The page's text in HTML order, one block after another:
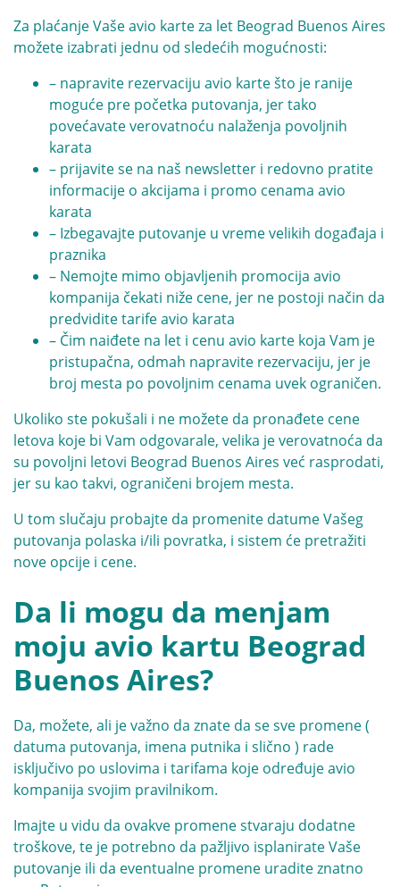
Za plaćanje Vaše avio karte za let Beograd Buenos Aires
možete izabrati jednu od sledećih mogućnosti:
– napravite rezervaciju avio karte što je ranije
moguće pre početka putovanja, jer tako
povećavate verovatnoću nalaženja povoljnih
karata
– prijavite se na naš newsletter i redovno pratite
informacije o akcijama i promo cenama avio
karata
– Izbegavajte putovanje u vreme velikih događaja i
praznika
– Nemojte mimo objavljenih promocija avio
kompanija čekati niže cene, jer ne postoji način da
predvidite tarife avio karata
– Čim naiđete na let i cenu avio karte koja Vam je
pristupačna, odmah napravite rezervaciju, jer je
broj mesta po povoljnim cenama uvek ograničen.
Ukoliko ste pokušali i ne možete da pronađete cene
letova koje bi Vam odgovarale, velika je verovatnoća da
su povoljni letovi Beograd Buenos Aires već rasprodati,
jer su kao takvi, ograničeni brojem mesta.
U tom slučaju probajte da promenite datume Vašeg
putovanja polaska i/ili povratka, i sistem će pretražiti
nove opcije i cene.
Da li mogu da menjam
moju avio kartu Beograd
Buenos Aires?
Da, možete, ali je važno da znate da se sve promene (
datuma putovanja, imena putnika i slično ) rade
isključivo po uslovima i tarifama koje određuje avio
kompanija svojim pravilnikom.
Imajte u vidu da ovakve promene stvaraju dodatne
troškove, te je potrebno da pažljivo isplanirate Vaše
putovanje ili da eventualne promene uradite znatno